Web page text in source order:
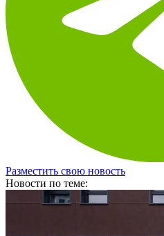
Разместить свою новость
Новости по теме: